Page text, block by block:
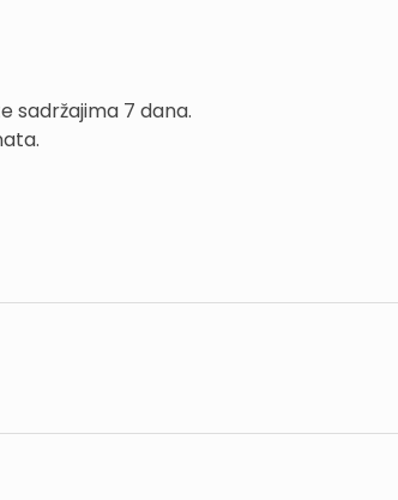
sadržajima 7 dana.